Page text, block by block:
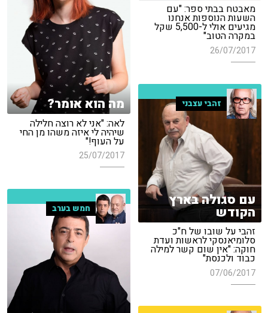
מאבטח בבתי ספר: "עם
השעות הנוספות אנחנו
מגיעים אולי ל-5,500 שקל
במקרה הטוב"
26/07/2017
מה הוא אומר?
לאה: "אני לא רוצה חלילה
שיהיה לי איזה משהו מן החי
על העוף!"
25/07/2017
זהבי עצבני
עם סגולה בארץ
הקודש
זהבי על שובו של ח"כ
סלומיאנסקי לראשות ועדת
חוקה: "אין שום קשר למילה
כבוד ולכנסת"
07/06/2017
חמש בערב